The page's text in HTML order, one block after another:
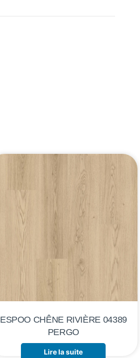
ESPOO CHÊNE RIVIÈRE 04389
PERGO
Lire la suite